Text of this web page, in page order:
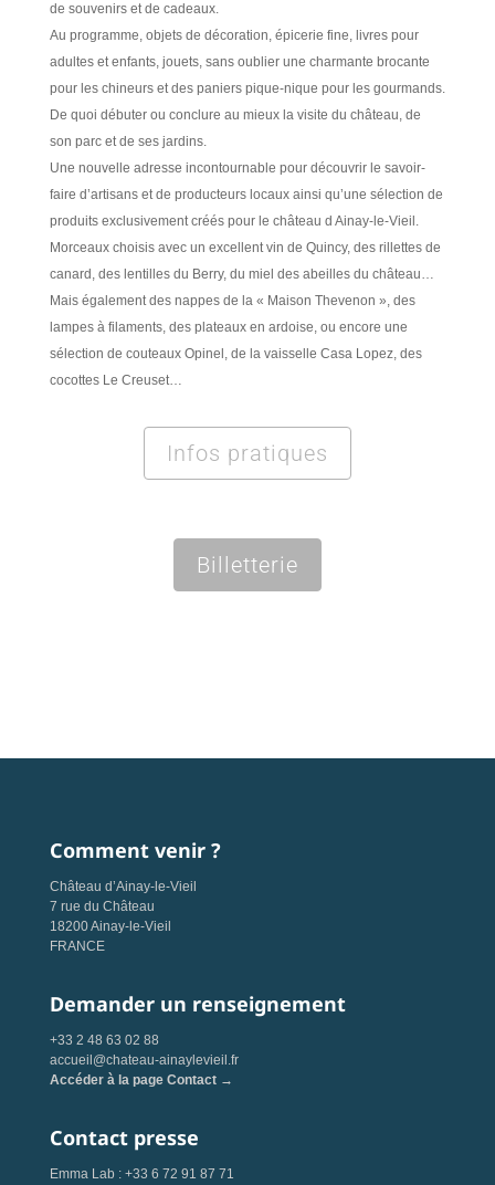
de souvenirs et de cadeaux.
Au programme, objets de décoration, épicerie fine, livres pour
adultes et enfants, jouets, sans oublier une charmante brocante
pour les chineurs et des paniers pique-nique pour les gourmands.
De quoi débuter ou conclure au mieux la visite du château, de
son parc et de ses jardins.
Une nouvelle adresse incontournable pour découvrir le savoir-
faire d’artisans et de producteurs locaux ainsi qu’une sélection de
produits exclusivement créés pour le château d Ainay-le-Vieil.
Morceaux choisis avec un excellent vin de Quincy, des rillettes de
canard, des lentilles du Berry, du miel des abeilles du château…
Mais également des nappes de la « Maison Thevenon », des
lampes à filaments, des plateaux en ardoise, ou encore une
sélection de couteaux Opinel, de la vaisselle Casa Lopez, des
cocottes Le Creuset…
Infos pratiques
Billetterie
Comment venir ?
Château d’Ainay-le-Vieil
7 rue du Château
18200 Ainay-le-Vieil
FRANCE
Demander un renseignement
+33 2 48 63 02 88
accueil@chateau-ainaylevieil.fr
Accéder à la page Contact →
Contact presse
Emma Lab : +33 6 72 91 87 71